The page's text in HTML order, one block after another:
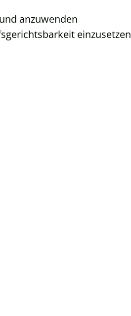
anzuwenden
einzusetzen